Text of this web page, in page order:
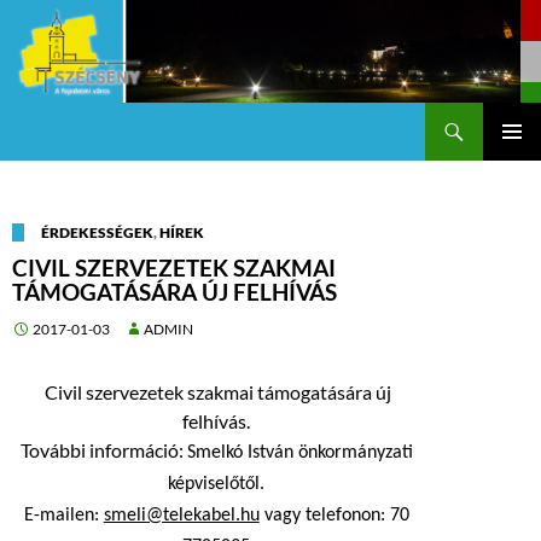
ÉRDEKESSÉGEK,HÍREK
CIVIL SZERVEZETEK SZAKMAI
TÁMOGATÁSÁRA ÚJ FELHÍVÁS
2017-01-03 ADMIN
Civil szervezetek szakmai támogatására új
felhívás.
További információ: Smelkó István önkormányzati
képviselőtől.
E-mailen: smeli@telekabel.huvagy telefonon: 70